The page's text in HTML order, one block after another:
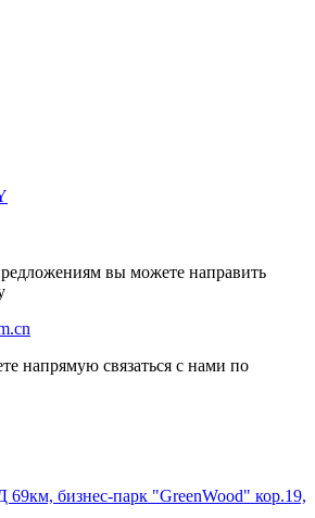
вы можете направить
напрямую связаться с нами по
бизнес-парк "GreenWood" кор.19,